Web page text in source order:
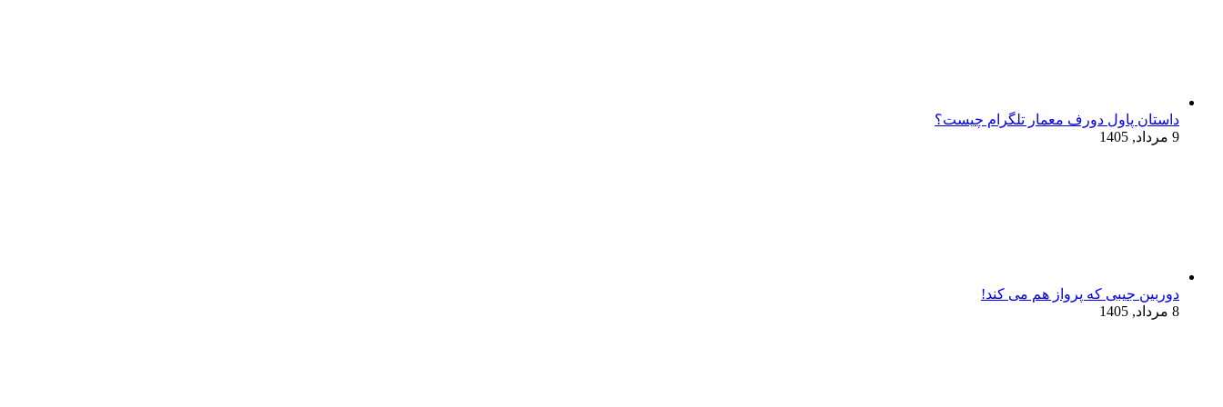
داستان پاول دورف معمار تلگرام چیست؟
9 مرداد, 1405
دوربین جیبی که پرواز هم می‌ کند!
8 مرداد, 1405